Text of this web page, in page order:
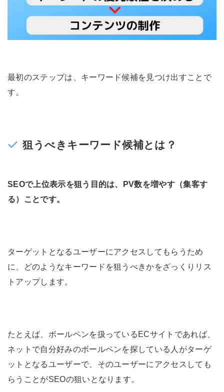
最初のステップは、キーワード候補を見つけ出すことで
す。
狙うべきキーワード候補とは？
SEOで上位表示を狙う目的は、PV数を増やす（集客す
る）ことです。
ターゲットとなるユーザーにアクセスしてもらうため
に、どのようなキーワードを狙うべきかをざっくりリス
トアップします。
たとえば、ボールペンを扱っているECサイトであれば、
ネットで自分好みのボールペンを探している人がターゲ
ットとなるユーザーで、そのユーザーにアクセスしても
らうことがSEOの狙いとなります。